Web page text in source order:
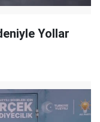
Yollar